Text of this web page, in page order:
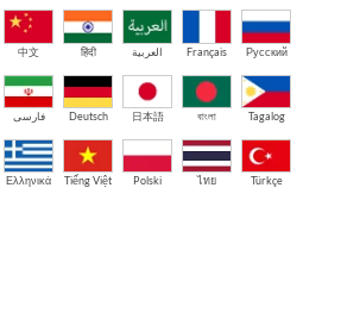
中文 हिंदी العربية Français Русский
فارسی Deutsch 日本語 বাংলা Tagalog
Ελληνικά Tiếng Việt Polski ไทย Türkçe